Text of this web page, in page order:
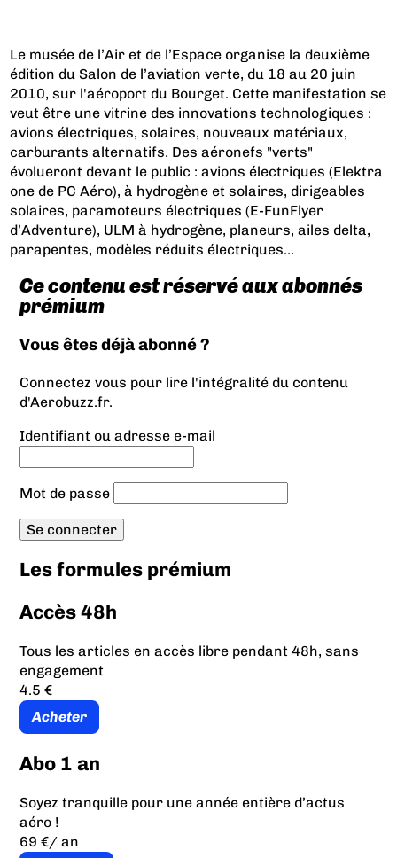
Le musée de l’Air et de l’Espace organise la deuxième
édition du Salon de l’aviation verte, du 18 au 20 juin
2010, sur l'aéroport du Bourget. Cette manifestation se
veut être une vitrine des innovations technologiques :
avions électriques, solaires, nouveaux matériaux,
carburants alternatifs. Des aéronefs "verts"
évolueront devant le public : avions électriques (Elektra
one de PC Aéro), à hydrogène et solaires, dirigeables
solaires, paramoteurs électriques (E-FunFlyer
d’Adventure), ULM à hydrogène, planeurs, ailes delta,
parapentes, modèles réduits électriques…
Ce contenu est réservé aux abonnés
prémium
Vous êtes déjà abonné ?
Connectez vous pour lire l'intégralité du contenu
d'Aerobuzz.fr.
Identifiant ou adresse e-mail
Mot de passe
Les formules prémium
Accès 48h
Tous les articles en accès libre pendant 48h, sans
engagement
4.5 €
Acheter
Abo 1 an
Soyez tranquille pour une année entière d’actus
aéro !
69 €/ an